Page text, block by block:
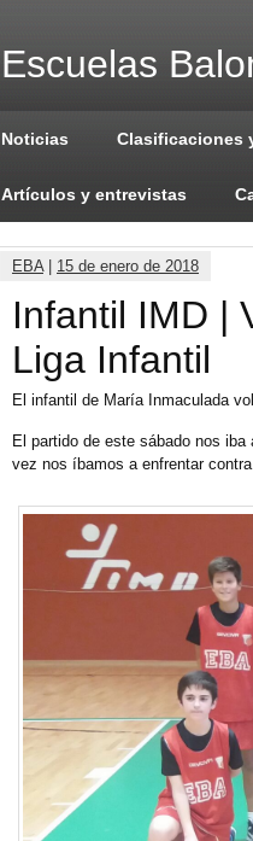
Escuelas
Noticias Clasificaciones
Artículos y entrevistas
EBA| 15 de enero de 2018
Infantil IMD |
Liga Infantil
El infantil de María Inmaculada
El partido de este sábado nos
vez nos íbamos a enfrentar